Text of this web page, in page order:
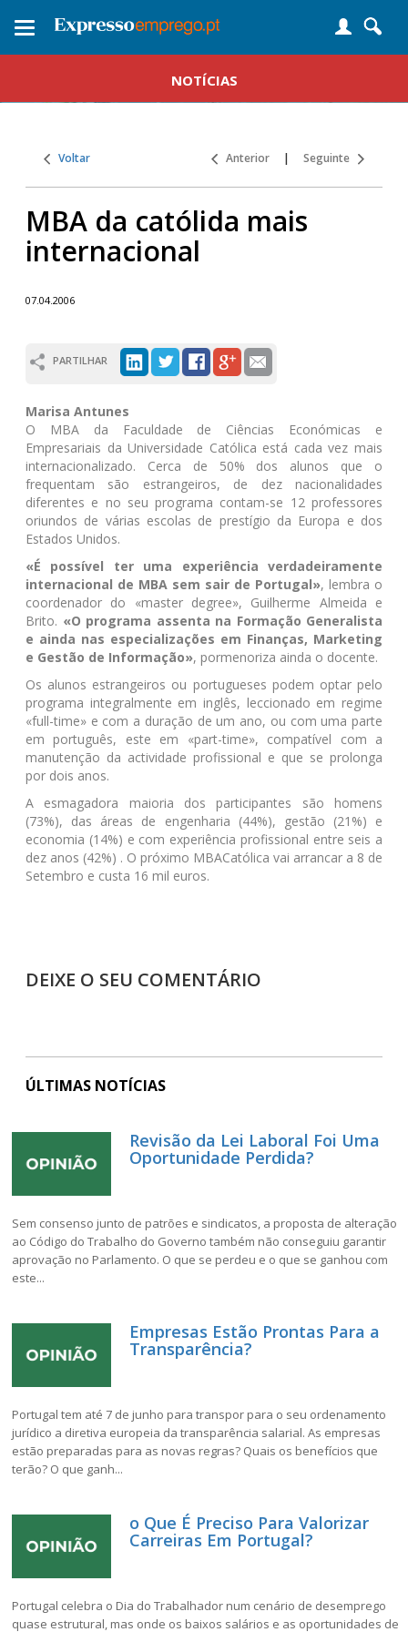
Toggle
NOTÍCIAS
Voltar Anterior | Seguinte
MBA da católida mais
internacional
07.04.2006
PARTILHAR
Marisa Antunes
O MBA da Faculdade de Ciências Económicas e
Empresariais da Universidade Católica está cada vez mais
internacionalizado. Cerca de 50% dos alunos que o
frequentam são estrangeiros, de dez nacionalidades
diferentes e no seu programa contam-se 12 professores
oriundos de várias escolas de prestígio da Europa e dos
Estados Unidos.
«É possível ter uma experiência verdadeiramente
internacional de MBA sem sair de Portugal», lembra o
coordenador do «master degree», Guilherme Almeida e
Brito. «O programa assenta na Formação Generalista
e ainda nas especializações em Finanças, Marketing
e Gestão de Informação», pormenoriza ainda o docente.
Os alunos estrangeiros ou portugueses podem optar pelo
programa integralmente em inglês, leccionado em regime
«full-time» e com a duração de um ano, ou com uma parte
em português, este em «part-time», compatível com a
manutenção da actividade profissional e que se prolonga
por dois anos.
A esmagadora maioria dos participantes são homens
(73%), das áreas de engenharia (44%), gestão (21%) e
economia (14%) e com experiência profissional entre seis a
dez anos (42%) . O próximo MBACatólica vai arrancar a 8 de
Setembro e custa 16 mil euros.
DEIXE O SEU COMENTÁRIO
ÚLTIMAS NOTÍCIAS
Revisão da Lei Laboral Foi Uma
Oportunidade Perdida?
Sem consenso junto de patrões e sindicatos, a proposta de alteração
ao Código do Trabalho do Governo também não conseguiu garantir
aprovação no Parlamento. O que se perdeu e o que se ganhou com
este...
Empresas Estão Prontas Para a
Transparência?
Portugal tem até 7 de junho para transpor para o seu ordenamento
jurídico a diretiva europeia da transparência salarial. As empresas
estão preparadas para as novas regras? Quais os benefícios que
terão? O que ganh...
o Que É Preciso Para Valorizar
Carreiras Em Portugal?
Portugal celebra o Dia do Trabalhador num cenário de desemprego
quase estrutural, mas onde os baixos salários e as oportunidades de